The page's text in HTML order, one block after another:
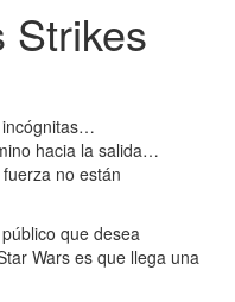
Strikes
incógnitas…
hacia la salida…
no están
que desea
Wars es que llega una